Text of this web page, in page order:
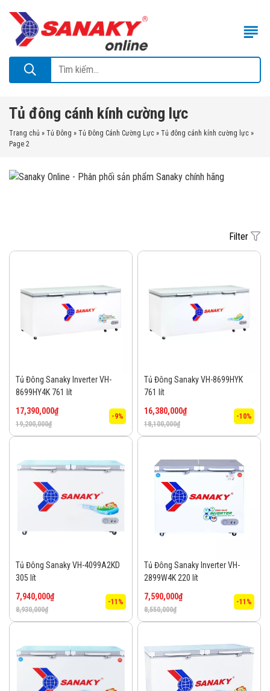
Tủ đông cánh kính cường lực
Trang chủ » Tủ Đông » Tủ Đông Cánh Cường Lực » Tủ đông cánh kính cường lực »
Page 2
Filter
Tủ Đông Sanaky Inverter VH-
8699HY4K 761 lít
19,200,000₫
17,390,000₫
-9%
Tủ Đông Sanaky VH-8699HYK
761 lít
18,100,000₫
16,380,000₫
-10%
Tủ Đông Sanaky VH-4099A2KD
305 lít
8,930,000₫
7,940,000₫
-11%
Tủ Đông Sanaky Inverter VH-
2899W4K 220 lít
8,550,000₫
7,590,000₫
-11%